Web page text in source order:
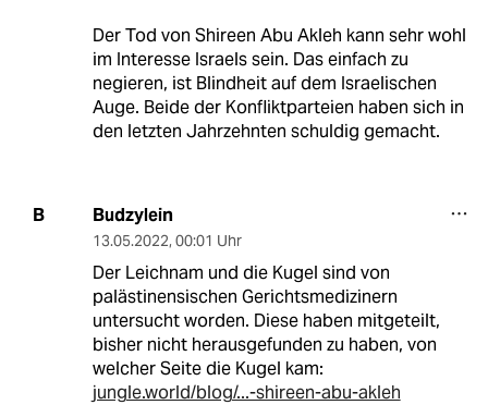
Der Tod von Shireen Abu Akleh kann sehr wohl
im Interesse Israels sein. Das einfach zu
negieren, ist Blindheit auf dem Israelischen
Auge. Beide der Konfliktparteien haben sich in
den letzten Jahrzehnten schuldig gemacht.
B Budzylein
13.05.2022, 00:01 Uhr
Der Leichnam und die Kugel sind von
palästinensischen Gerichtsmedizinern
untersucht worden. Diese haben mitgeteilt,
bisher nicht herausgefunden zu haben, von
welcher Seite die Kugel kam:
jungle.world/blog/...-shireen-abu-akleh